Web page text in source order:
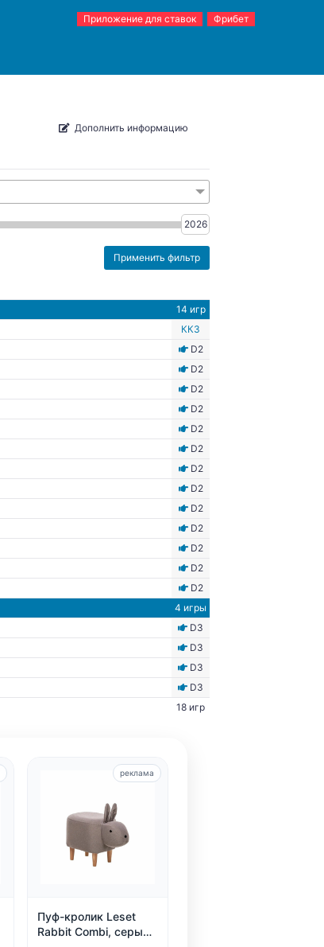
Приложение для ставок Фрибет
Дополнить информацию
2026
14 игр
ККЗ
D2
D2
D2
D2
D2
D2
D2
D2
D2
D2
D2
D2
D2
4 игры
D3
D3
D3
D3
18 игр
Пуф-кролик Leset
Rabbit Combi, серый,
реклама